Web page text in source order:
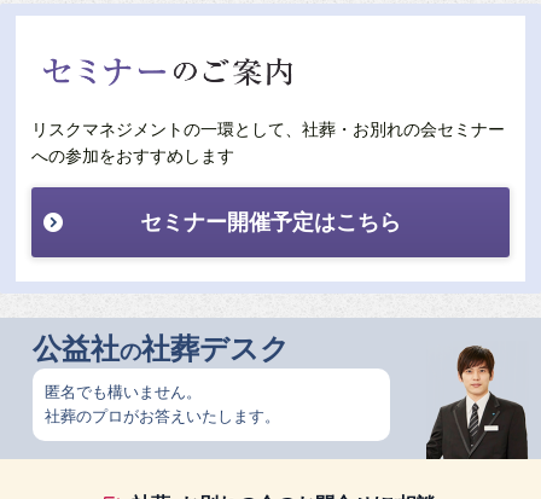
リスクマネジメントの一環として、社葬・お別れの会セミナー
への参加をおすすめします
セミナー開催予定はこちら
公益社の社葬デスク
匿名でも構いません。
社葬のプロがお答えいたします。